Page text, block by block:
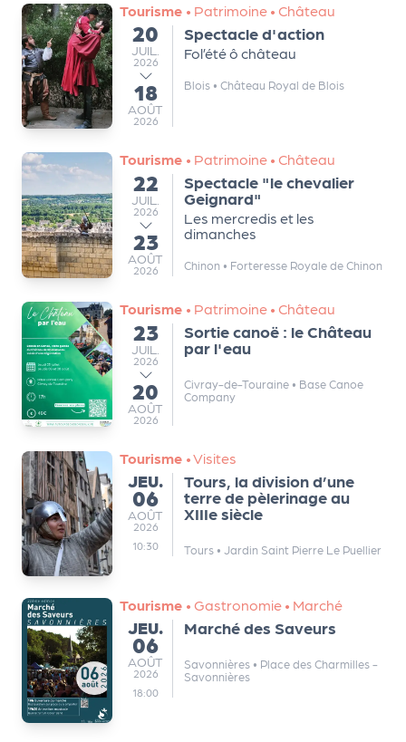
Tourisme • Patrimoine • Château
du
20
JUILLET
JUIL.
2026
au
18
AOÛT
AOÛT
2026
Spectacle d'action
Fol’été ô château
Blois • Château Royal de Blois
Tourisme • Patrimoine • Château
du
22
JUILLET
JUIL.
2026
au
23
AOÛT
AOÛT
2026
Spectacle "le chevalier
Geignard"
Les mercredis et les
dimanches
Chinon • Forteresse Royale de Chinon
Tourisme • Patrimoine • Château
du
23
JUILLET
JUIL.
2026
au
20
AOÛT
AOÛT
2026
Sortie canoë : le Château
par l'eau
Civray-de-Touraine • Base Canoe
Company
Tourisme •Visites
JEUDI
JEU.
06
AOÛT
AOÛT
2026
10:30
Tours, la division d’une
terre de pèlerinage au
XIIIe siècle
Tours • Jardin Saint Pierre Le Puellier
Tourisme • Gastronomie • Marché
JEUDI
JEU.
06
AOÛT
AOÛT
2026
18:00
Marché des Saveurs
Savonnières • Place des Charmilles -
Savonnières
N
e
w
sl
e
tt
r